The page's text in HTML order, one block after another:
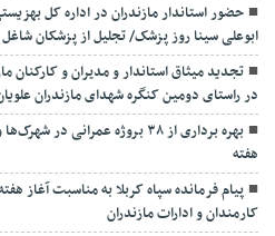
حضور استاندار مازندران در اداره کل
ابوعلی سینا روز پزشک/ تجلیل از پزشکان
تجدید میثاق استاندار و مدیران و کارکنان
در راستای دومین کنگره شهدای مازندران
بهره برداری از ۳۸ بروژه
هفته
پیام فرمانده سپاه کربلا به مناسبت آغاز
کارمندان و ادارات مازندران